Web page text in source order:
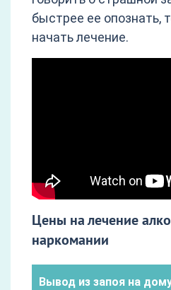
быстрее ее опознать,
начать лечение.
Цены на лечение
наркомании
Вывод из запоя на